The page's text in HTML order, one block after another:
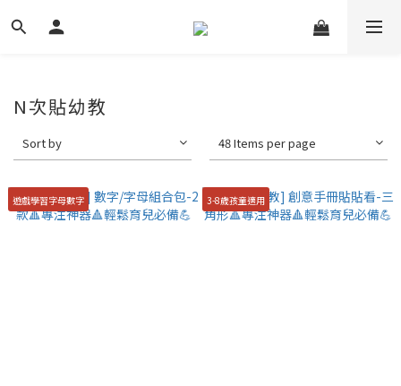
N次貼幼教
Sort by 48 Items per page
遊戲學習字母數字 3-8歲孩童適用